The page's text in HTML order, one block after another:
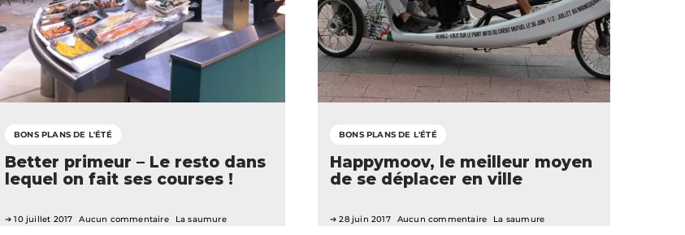
BONS PLANS DE L'ÉTÉ
Better primeur – Le resto dans
lequel on fait ses courses !
10 juillet 2017 Aucun commentaire La saumure
BONS PLANS DE L'ÉTÉ
Happymoov, le meilleur moyen
de se déplacer en ville
28 juin 2017 Aucun commentaire La saumure